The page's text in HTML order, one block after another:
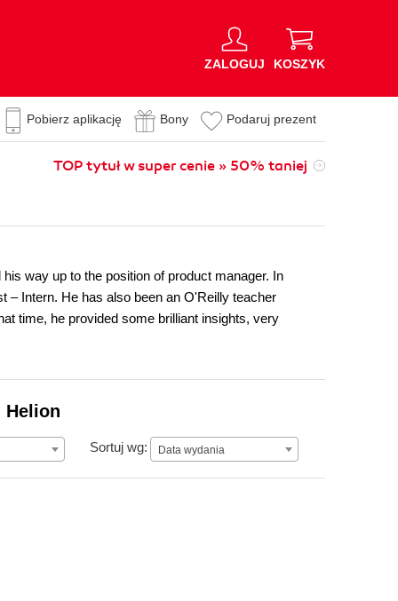
ZALOGUJ KOSZYK
Pobierz aplikację Bony Podaruj prezent
TOP tytuł w super cenie » 50% taniej
way up to the position of product manager. In
– Intern. He has also been an O'Reilly teacher
time, he provided some brilliant insights, very
Helion
Sortuj wg: Data wydania
Data wydania